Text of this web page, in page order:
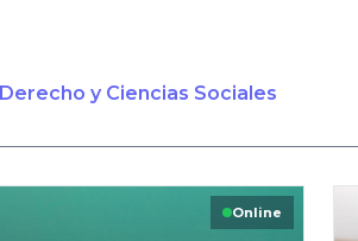
Derecho y Ciencias Sociales
Online